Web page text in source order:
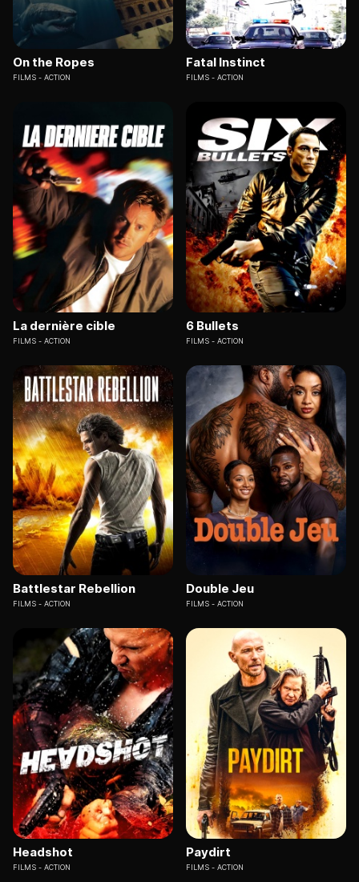
On the Ropes
FILMS ACTION
Fatal Instinct
FILMS ACTION
La dernière cible
FILMS ACTION
6 Bullets
FILMS ACTION
Battlestar Rebellion
FILMS ACTION
Double Jeu
FILMS ACTION
Headshot
FILMS ACTION
Paydirt
FILMS ACTION